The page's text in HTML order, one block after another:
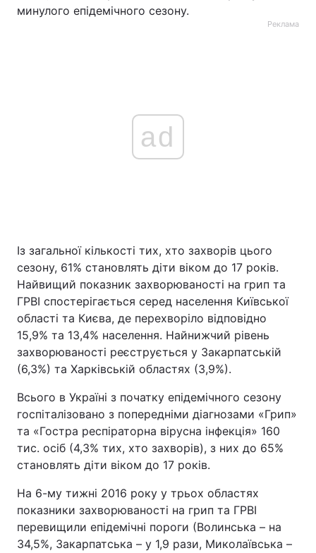
минулого епідемічного сезону.
Реклама
ad
Із загальної кількості тих, хто захворів цього
сезону, 61% становлять діти віком до 17 років.
Найвищий показник захворюваності на грип та
ГРВІ спостерігається серед населення Київської
області та Києва, де перехворіло відповідно
15,9% та 13,4% населення. Найнижчий рівень
захворюваності реєструється у Закарпатській
(6,3%) та Харківській областях (3,9%).
Всього в Україні з початку епідемічного сезону
госпіталізовано з попередніми діагнозами «Грип»
та «Гостра респіраторна вірусна інфекція» 160
тис. осіб (4,3% тих, хто захворів), з них до 65%
становлять діти віком до 17 років.
На 6-му тижні 2016 року у трьох областях
показники захворюваності на грип та ГРВІ
перевищили епідемічні пороги (Волинська – на
34,5%, Закарпатська – у 1,9 рази, Миколаївська –